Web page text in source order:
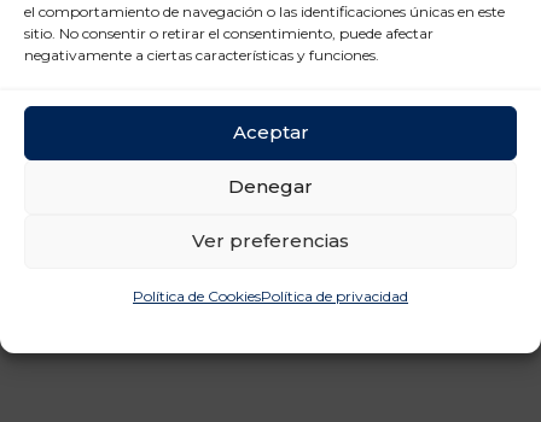
el comportamiento de navegación o las identificaciones únicas en este
sitio. No consentir o retirar el consentimiento, puede afectar
negativamente a ciertas características y funciones.
Aceptar
Denegar
Ver preferencias
Política de CookiesPolítica de privacidad
Relaciones laborales (11)